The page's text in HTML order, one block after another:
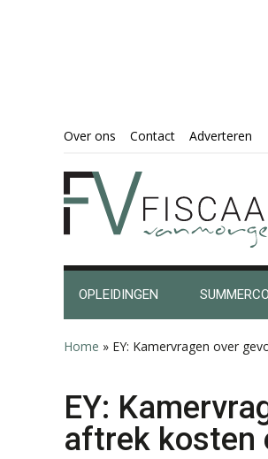
hoofdnavigatie
Over ons Contact Adverteren
OPLEIDINGEN
Home » EY: Kamervragen over
EY:
aftrek kosten